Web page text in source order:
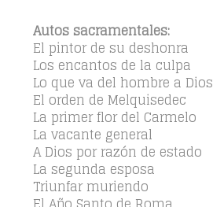
Autos sacramentales:
El pintor de su deshonra
Los encantos de la culpa
Lo que va del hombre a Dios
El orden de Melquisedec
La primer flor del Carmelo
La vacante general
A Dios por razón de estado
La segunda esposa
Triunfar muriendo